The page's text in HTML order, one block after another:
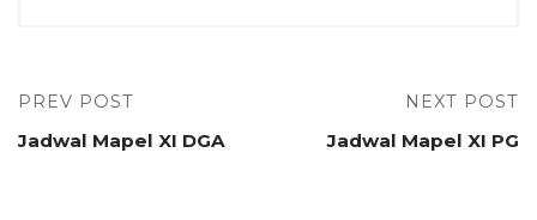
PREV POST
Jadwal Mapel XI DGA
NEXT POST
Jadwal Mapel XI PG